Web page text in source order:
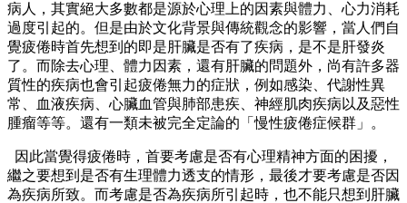
病人，其實絕大多數都是源於心理上的因素與體力、心力消耗
過度引起的。但是由於文化背景與傳統觀念的影響，當人們自
覺疲倦時首先想到的即是肝臟是否有了疾病，是不是肝發炎
了。而除去心理、體力因素，還有肝臟的問題外，尚有許多器
質性的疾病也會引起疲倦無力的症狀，例如感染、代謝性異
常、血液疾病、心臟血管與肺部患疾、神經肌肉疾病以及惡性
腫瘤等等。還有一類未被完全定論的「慢性疲倦症候群」。
因此當覺得疲倦時，首要考慮是否有心理精神方面的困擾，
繼之要想到是否有生理體力透支的情形，最後才要考慮是否因
為疾病所致。而考慮是否為疾病所引起時，也不能只想到肝臟